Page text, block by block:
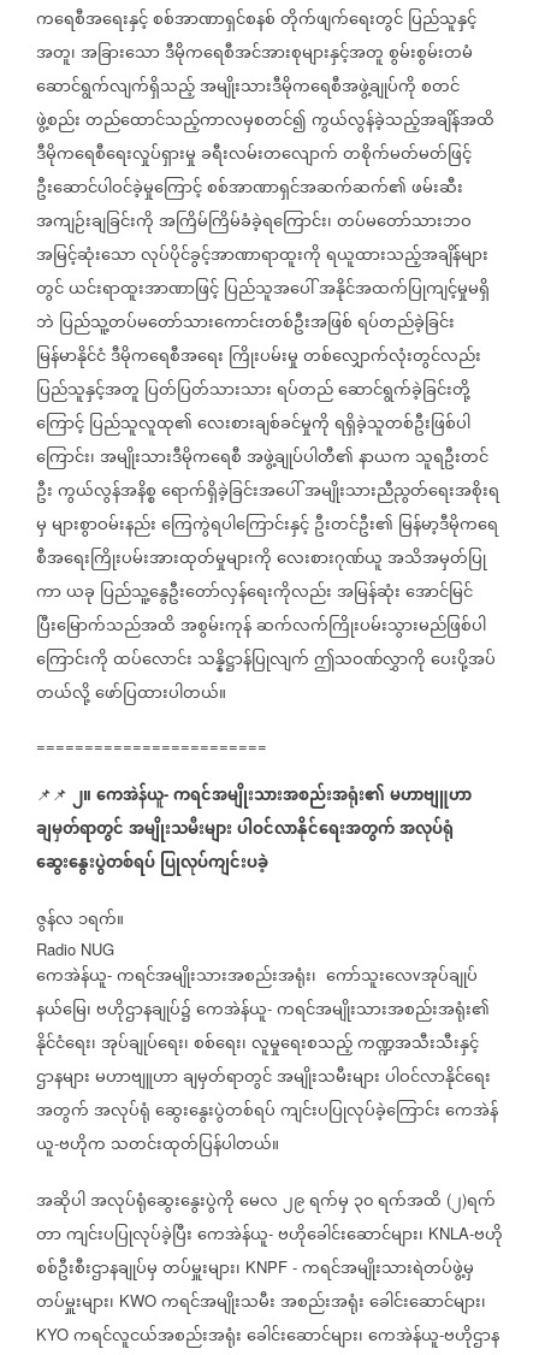
ကရေစီအရေးနှင့်စစ်အာဏာရှင်စနစ်တိုက်ဖျက်ရေးတွင်ပြည်သူနှင့်
အတူ၊အခြားသောဒီမိုကရေစီအင်အားစုများနှင့်အတူစွမ်းစွမ်းတမံ
ဆောင်ရွက်လျက်ရှိသည့်အမျိုးသားဒီမိုကရေစီအဖွဲ့ချုပ်ကိုစတင်
ဖွဲ့စည်းတည်ထောင်သည့်ကာလမှစတင်၍ကွယ်လွန်ခဲ့သည့်အချိန်အထိ
ဒီမိုကရေစီရေးလှုပ်ရှားမှုခရီးလမ်းတလျောက်တစိုက်မတ်မတ်ဖြင့်
ဦးဆောင်ပါဝင်ခဲ့မှုကြောင့်စစ်အာဏာရှင်အဆက်ဆက်၏ဖမ်းဆီး
အကျဉ်းချခြင်းကိုအကြိမ်ကြိမ်ခံခဲ့ရကြောင်း၊တပ်မတော်သားဘဝ
အမြင့်ဆုံးသောလုပ်ပိုင်ခွင့်အာဏာရာထူးကိုရယူထားသည့်အချိန်များ
တွင်ယင်းရာထူးအာဏာဖြင့်ပြည်သူအပေါ်အနိုင်အထက်ပြုကျင့်မှုမရှိ
ဘဲ ပြည်သူ့တပ်မတော်သားကောင်းတစ်ဦးအဖြစ်ရပ်တည်ခဲ့ခြင်း
မြန်မာနိုင်ငံဒီမိုကရေစီအရေး ကြိုးပမ်းမှုတစ်လျှောက်လုံးတွင်လည်း
ပြည်သူနှင့်အတူ ပြတ်ပြတ်သားသားရပ်တည်ဆောင်ရွက်ခဲ့ခြင်းတို့
ကြောင့်ပြည်သူလူထု၏လေးစားချစ်ခင်မှုကိုရရှိခဲ့သူတစ်ဦးဖြစ်ပါ
ကြောင်း၊အမျိုးသားဒီမိုကရေစီအဖွဲ့ချုပ်ပါတီ၏နာယက သူရဦးတင်
ဦးကွယ်လွန်အနိစ္စရောက်ရှိခဲ့ခြင်းအပေါ်အမျိုးသားညီညွတ်ရေးအစိုးရ
မှများစွာဝမ်းနည်းကြေကွဲရပါကြောင်းနှင့်ဦးတင်ဦး၏ မြန်မာ့ဒီမိုကရေ
စီအရေးကြိုးပမ်းအားထုတ်မှုများကိုလေးစားဂုဏ်ယူအသိအမှတ်ပြု
ကာယခု ပြည်သူ့နွေဦးတော်လှန်ရေးကိုလည်းအမြန်ဆုံးအောင်မြင်
ပြီးမြောက်သည်အထိအစွမ်းကုန်ဆက်လက်ကြိုးပမ်းသွားမည်ဖြစ်ပါ
ကြောင်းကိုထပ်လောင်း သန္နိဋ္ဌာန်ပြုလျက်ဤသဝဏ်လွှာကိုပေးပို့အပ်
တယ်လို့ဖော်ပြထားပါတယ်။
========================
📌📌 ၂။ကေအဲန်ယူ- ကရင်အမျိုးသားအစည်းအရုံး၏မဟာဗျူဟာ
ချမှတ်ရာတွင်အမျိုးသမီးများပါဝင်လာနိုင်ရေးအတွက်အလုပ်ရုံ
ဆွေးနွေးပွဲတစ်ရပ်ပြုလုပ်ကျင်းပခဲ့
ဇွန်လ ၁ရက်။
Radio NUG
ကေအဲန်ယူ- ကရင်အမျိုးသားအစည်းအရုံး၊ ကော်သူးလေvအုပ်ချုပ်
နယ်မြေ၊ဗဟိုဌာနချုပ်၌ကေအဲန်ယူ- ကရင်အမျိုးသားအစည်းအရုံး၏
နိုင်ငံရေး၊အုပ်ချုပ်ရေး၊စစ်ရေး၊လူမှုရေးစသည့်ကဏ္ဍအသီးသီးနှင့်
ဌာနများမဟာဗျူဟာချမှတ်ရာတွင်အမျိုးသမီးများပါဝင်လာနိုင်ရေး
အတွက်အလုပ်ရုံဆွေးနွေးပွဲတစ်ရပ်ကျင်းပပြုလုပ်ခဲ့ကြောင်းကေအဲန်
ယူ-ဗဟိုက သတင်းထုတ်ပြန်ပါတယ်။
အဆိုပါအလုပ်ရုံဆွေးနွေးပွဲကိုမေလ၂၉ရက်မှ ၃၀ရက်အထိ (၂)ရက်
တာကျင်းပပြုလုပ်ခဲ့ပြီးကေအဲန်ယူ- ဗဟိုခေါင်းဆောင်များ၊ KNLA-ဗဟို
စစ်ဦးစီးဌာနချုပ်မှတပ်မှူးများ၊ KNPF - ကရင်အမျိုးသားရဲတပ်ဖွဲ့မှ
တပ်မှူးများ၊ KWO ကရင်အမျိုးသမီးအစည်းအရုံးခေါင်းဆောင်များ၊
KYO ကရင်လူငယ်အစည်းအရုံးခေါင်းဆောင်များ၊ကေအဲန်ယူ-ဗဟိုဌာန